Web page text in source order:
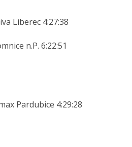
Liberec 4:27:38
n.P. 6:22:51
Pardubice 4:29:28